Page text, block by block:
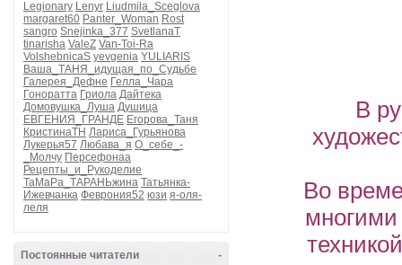
Legionary Lenyr Liudmila_Sceglova
margaret60 Panter_Woman Rost
sangro Snejinka_377 SvetlanaT
tinarisha ValeZ Van-Toi-Ra
VolshebnicaS yevgenia YULIARIS
Ваша_ТАНЯ_идущая_по_Судьбе
Галерея_Дефне Гелла_Чара
Гоноратта Гриола Дайтека
Домовушка_Луша Душица
ЕВГЕНИЯ_ГРАНДЕ Егорова_Таня
КристинаТН Лариса_Гурьянова
Лукерья57 Любава_я О_себе_-
_Молчу Персефонаа
Рецепты_и_Рукоделие
ТаМаРа_ТАРАНЬжина Татьянка-
Ижевчанка Феврония52 юзи я-оля-
леля
-
Постоянные читатели
В
Во
многими